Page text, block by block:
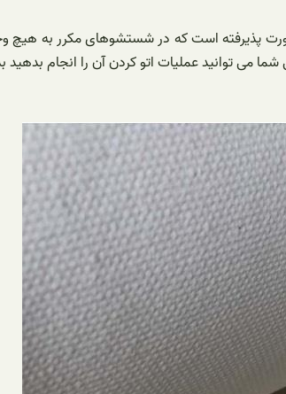
پذیرفته است که در شستشوهای مکرر به هیچ
می توانید عملیات اتو کردن آن را انجام بدهید